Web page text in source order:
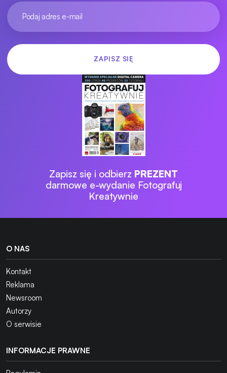
Zapisz się i odbierz PREZENT
darmowe e-wydanie Fotografuj
Kreatywnie
O NAS
Kontakt
Reklama
Newsroom
Autorzy
O serwisie
INFORMACJE PRAWNE